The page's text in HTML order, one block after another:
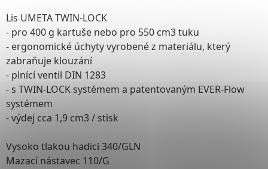
Lis UMETA TWIN-LOCK
- pro 400 g kartuše nebo pro 550 cm3 tuku
- ergonomické úchyty vyrobené z materiálu, který
zabraňuje klouzání
- plnící ventil DIN 1283
- s TWIN-LOCK systémem a patentovaným EVER-Flow
systémem
- výdej cca 1,9 cm3 / stisk
Vysoko tlakou hadici 340/GLN
Mazací nástavec 110/G